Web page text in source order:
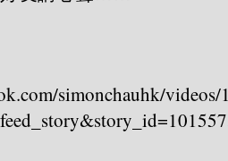
simonchauhk/